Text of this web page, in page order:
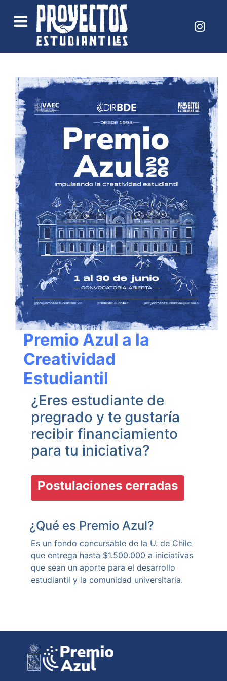
Premio Azul a la
Creatividad
Estudiantil
¿Eres estudiante de
pregrado y te gustaría
recibir financiamiento
para tu iniciativa?
Postulaciones cerradas
¿Qué es Premio Azul?
Es un fondo concursable de la U. de Chile
que entrega hasta $1.500.000 a iniciativas
que sean un aporte para el desarrollo
estudiantil y la comunidad universitaria.